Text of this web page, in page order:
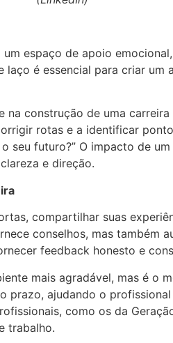
espaço de apoio
é essencial para criar um
construção de uma
rotas e a identificar
seu futuro?” O impacto de
e direção.
compartilhar suas
conselhos, mas também
feedback honesto e
mais agradável, mas é o
ajudando o
como os da
trabalho.